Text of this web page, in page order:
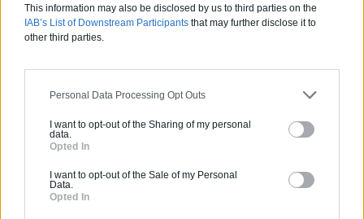
This information may also be disclosed by us to third parties on the
IAB’s List of Downstream Participants that may further disclose it to
other third parties.
Personal Data Processing Opt Outs
I want to opt-out of the Sharing of my personal
data.
Opted In
I want to opt-out of the Sale of my Personal
Data.
Opted In
Vous souhaitez une estimation
pour vos travaux ?
helloArtisan vous accompagne de la simple
mise en relation avec un professionnel de
qualité jusqu'à la prise en charge de A à Z de